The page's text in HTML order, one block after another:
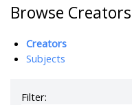
Browse Creators
Creators
Subjects
Filter: